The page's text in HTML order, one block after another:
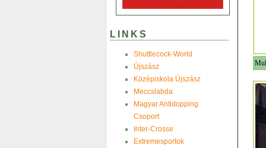
LINKS
Shuttlecock-World
Újszász
Középiskola Újszász
Meccslabda
Magyar Antidopping
Csoport
Inter-Crosse
Extremesportok